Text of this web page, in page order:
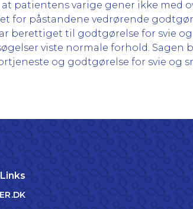
patientens varige gener ikke med
for påstandene vedrørende
berettiget til godtgørelse for svie
viste normale forhold. Sagen
og godtgørelse for svie og